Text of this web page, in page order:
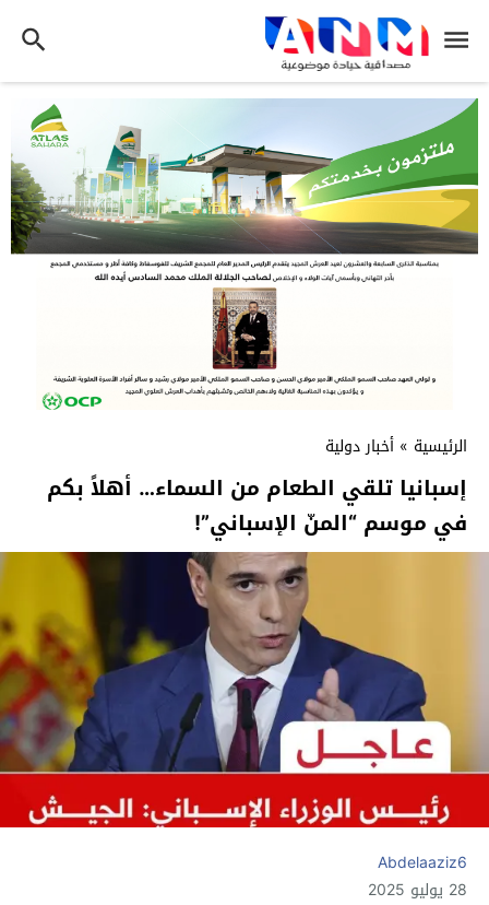
الرئيسية » أخبار دولية
إسبانيا تلقي الطعام من السماء… أهلاً بكم
في موسم “المنّ الإسباني”!
Abdelaaziz6
28 يوليو 2025